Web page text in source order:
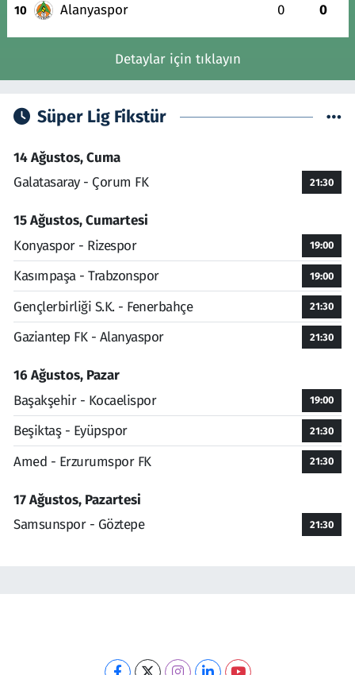
10 Alanyaspor 0 0
Detaylar için tıklayın
Süper Lig Fikstür
14 Ağustos, Cuma
Galatasaray - Çorum FK
21:30
15 Ağustos, Cumartesi
Konyaspor - Rizespor
19:00
Kasımpaşa - Trabzonspor 19:00
Gençlerbirliği S.K. - Fenerbahçe 21:30
Gaziantep FK - Alanyaspor 21:30
16 Ağustos, Pazar
Başakşehir - Kocaelispor
19:00
Beşiktaş - Eyüpspor 21:30
Amed - Erzurumspor FK 21:30
17 Ağustos, Pazartesi
Samsunspor - Göztepe
21:30